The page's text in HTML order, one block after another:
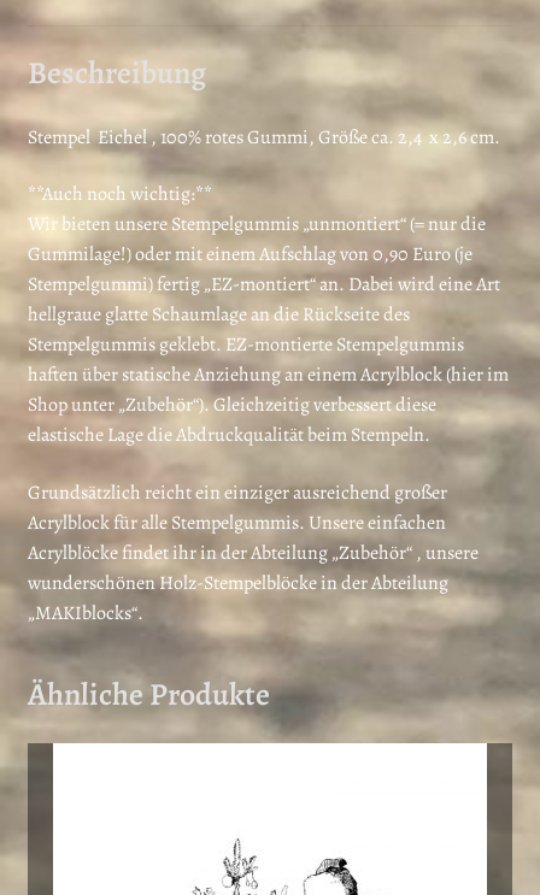
Beschreibung
Stempel Eichel , 100% rotes Gummi, Größe ca. 2,4 x 2,6 cm.
**Auch noch wichtig:**
Wir bieten unsere Stempelgummis „unmontiert“ (= nur die
Gummilage!) oder mit einem Aufschlag von 0,90 Euro (je
Stempelgummi) fertig „EZ-montiert“ an. Dabei wird eine Art
hellgraue glatte Schaumlage an die Rückseite des
Stempelgummis geklebt. EZ-montierte Stempelgummis
haften über statische Anziehung an einem Acrylblock (hier im
Shop unter „Zubehör“). Gleichzeitig verbessert diese
elastische Lage die Abdruckqualität beim Stempeln.
Grundsätzlich reicht ein einziger ausreichend großer
Acrylblock für alle Stempelgummis. Unsere einfachen
Acrylblöcke findet ihr in der Abteilung „Zubehör“ , unsere
wunderschönen Holz-Stempelblöcke in der Abteilung
„MAKIblocks“.
Ähnliche Produkte